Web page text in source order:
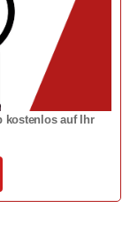
kostenlos auf Ihr